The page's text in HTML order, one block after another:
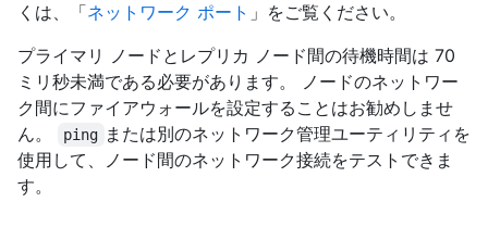
くは、「ネットワーク ポート 」をご覧ください。
プライマリ ノードとレプリカ ノード間の待機時間は 70
ミリ秒未満である必要があります。 ノードのネットワー
ク間にファイアウォールを設定することはお勧めしませ
ん。
ping または別のネットワーク管理ユーティリティを
使用して、ノード間のネットワーク接続をテストできま
す。